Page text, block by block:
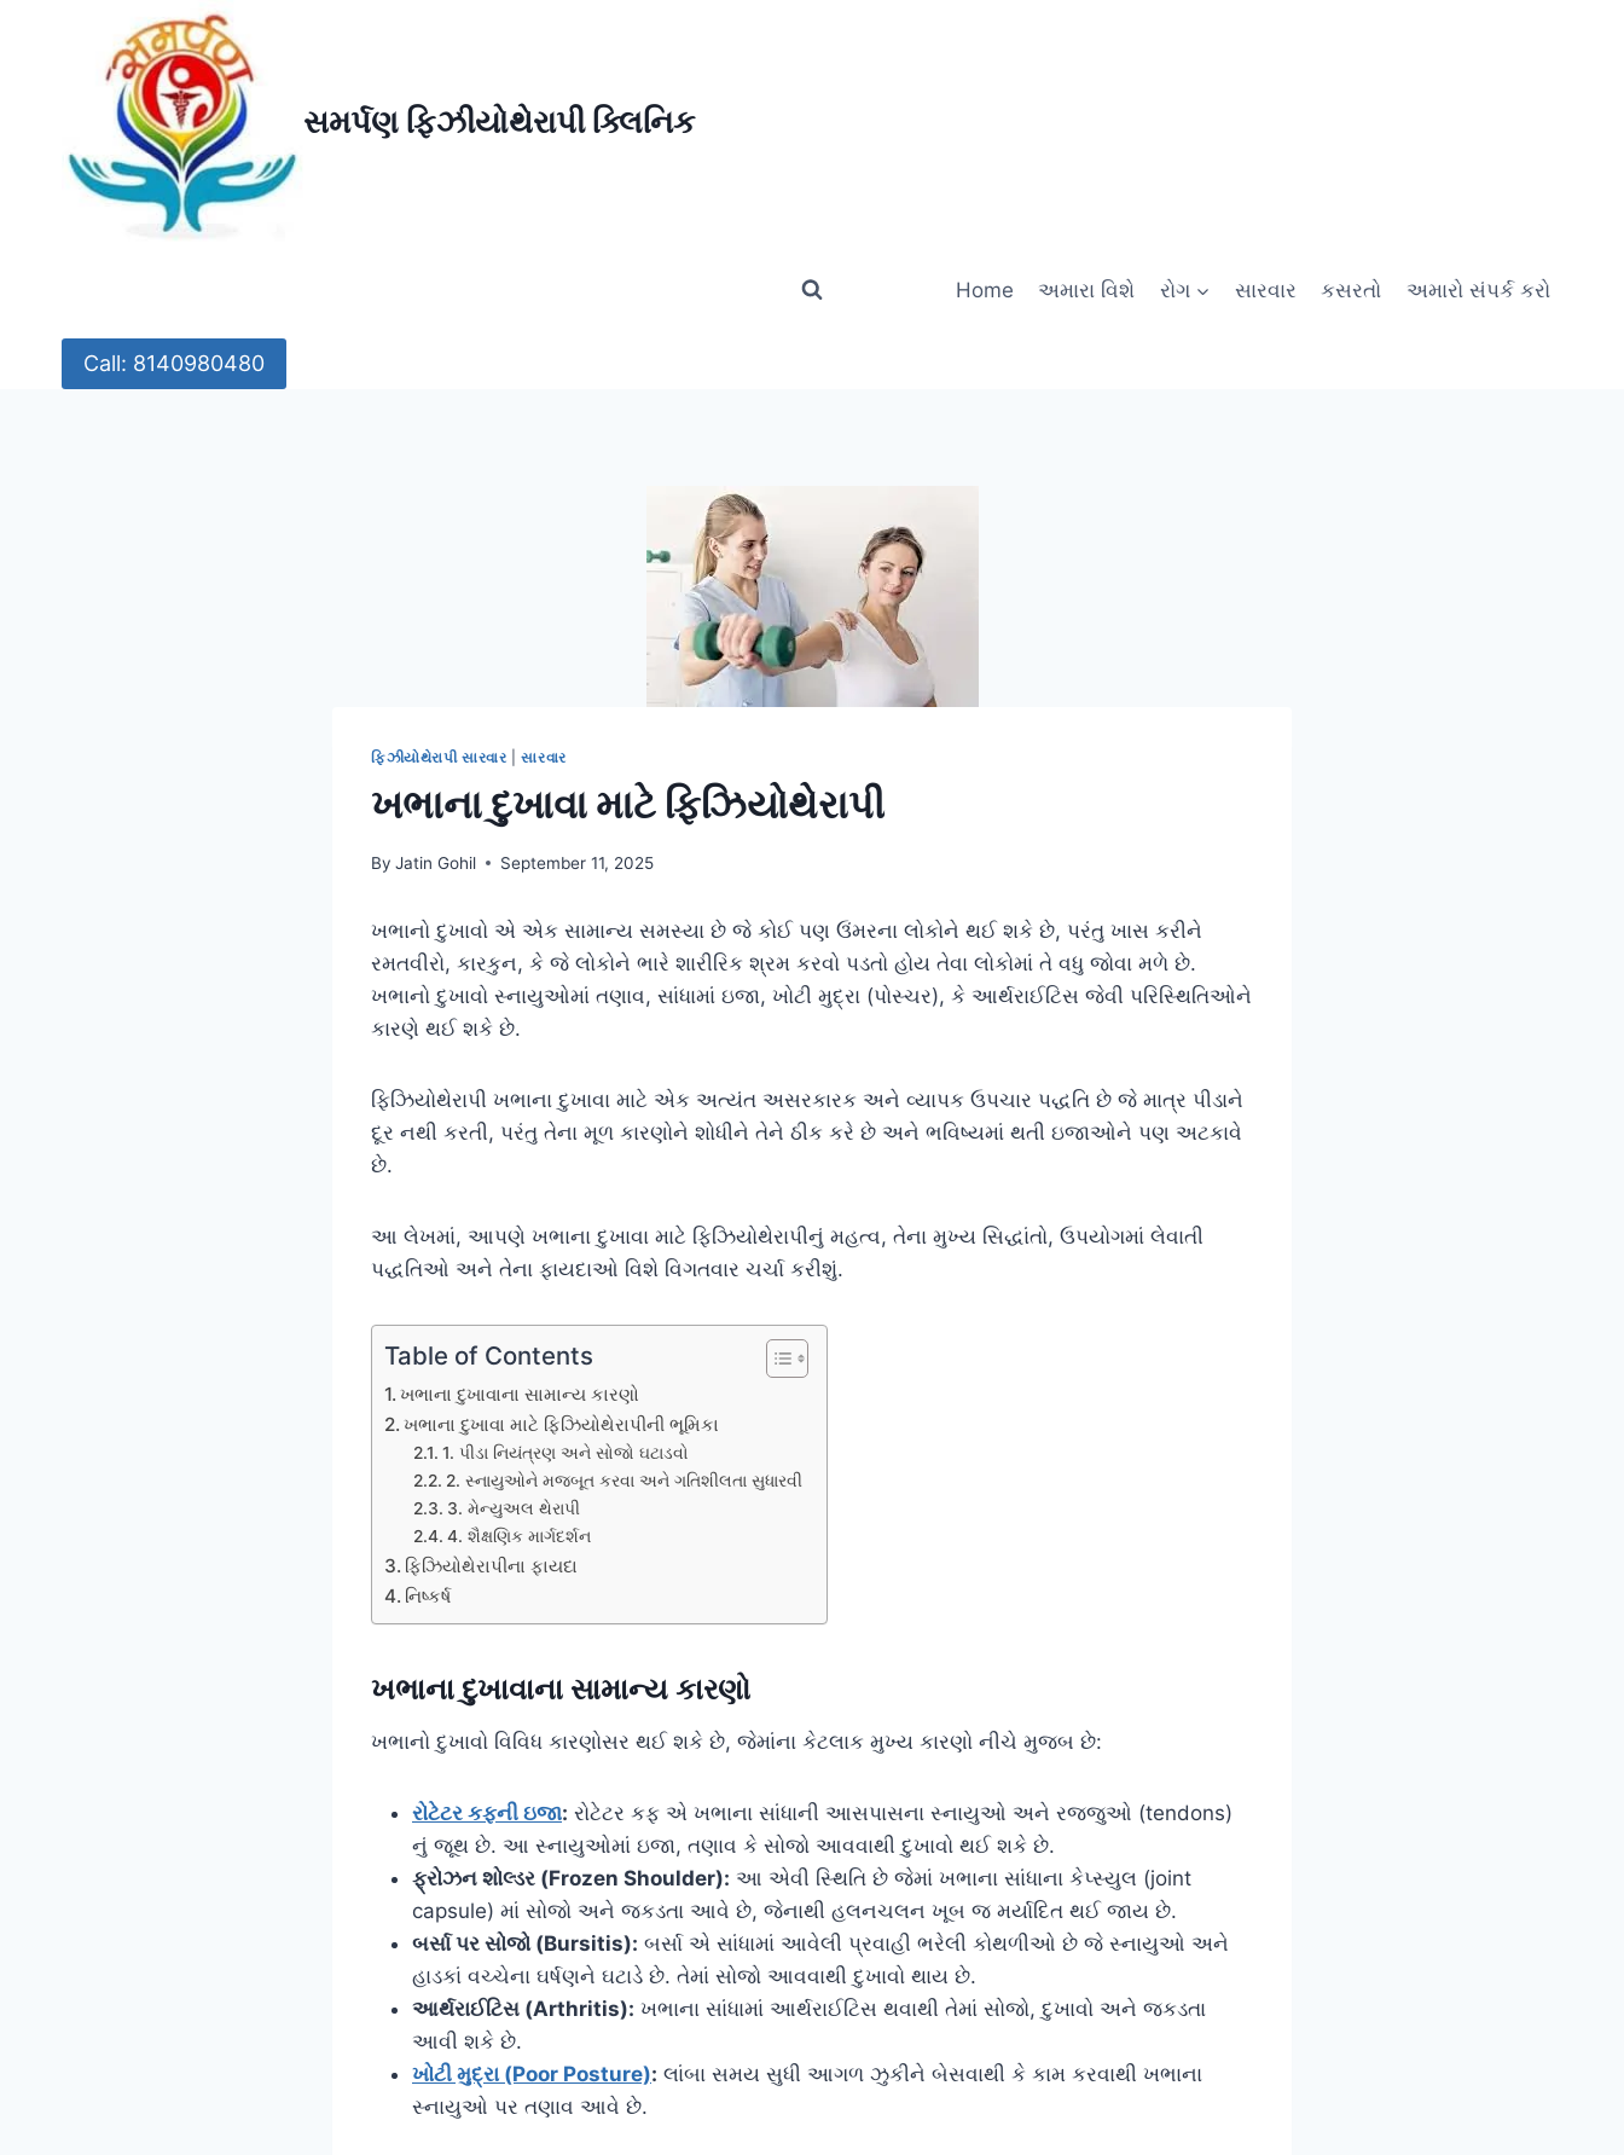
સમર્પણ ફિઝીયોથેરાપી ક્લિનિક
Home અમારા વિશે રોગ સારવાર કસરતો અમારો સંપર્ક કરો
Call: 8140980480
ફિઝીયોથેરાપી સારવાર |સારવાર
ખભાના દુખાવા માટે ફિઝિયોથેરાપી
By Jatin Gohil September 11, 2025
ખભાનો દુખાવો એ એક સામાન્ય સમસ્યા છે જે કોઈ પણ ઉંમરના લોકોને થઈ શકે છે, પરંતુ ખાસ કરીને
રમતવીરો, કારકુન, કે જે લોકોને ભારે શારીરિક શ્રમ કરવો પડતો હોય તેવા લોકોમાં તે વધુ જોવા મળે છે.
ખભાનો દુખાવો સ્નાયુઓમાં તણાવ, સાંધામાં ઇજા, ખોટી મુદ્રા (પોસ્ચર), કે આર્થરાઈટિસ જેવી પરિસ્થિતિઓને
કારણે થઈ શકે છે.
ફિઝિયોથેરાપી ખભાના દુખાવા માટે એક અત્યંત અસરકારક અને વ્યાપક ઉપચાર પદ્ધતિ છે જે માત્ર પીડાને
દૂર નથી કરતી, પરંતુ તેના મૂળ કારણોને શોધીને તેને ઠીક કરે છે અને ભવિષ્યમાં થતી ઇજાઓને પણ અટકાવે
છે.
આ લેખમાં, આપણે ખભાના દુખાવા માટે ફિઝિયોથેરાપીનું મહત્વ, તેના મુખ્ય સિદ્ધાંતો, ઉપયોગમાં લેવાતી
પદ્ધતિઓ અને તેના ફાયદાઓ વિશે વિગતવાર ચર્ચા કરીશું.
Table of Contents
ખભાના દુખાવાના સામાન્ય કારણો
ખભાના દુખાવા માટે ફિઝિયોથેરાપીની ભૂમિકા
1. પીડા નિયંત્રણ અને સોજો ઘટાડવો
2. સ્નાયુઓને મજબૂત કરવા અને ગતિશીલતા સુધારવી
3. મેન્યુઅલ થેરાપી
4. શૈક્ષણિક માર્ગદર્શન
ફિઝિયોથેરાપીના ફાયદા
નિષ્કર્ષ
ખભાના દુખાવાના સામાન્ય કારણો
ખભાનો દુખાવો વિવિધ કારણોસર થઈ શકે છે, જેમાંના કેટલાક મુખ્ય કારણો નીચે મુજબ છે:
રોટેટર કફની ઇજા: રોટેટર કફ એ ખભાના સાંધાની આસપાસના સ્નાયુઓ અને રજ્જુઓ (tendons)
નું જૂથ છે. આ સ્નાયુઓમાં ઇજા, તણાવ કે સોજો આવવાથી દુખાવો થઈ શકે છે.
ફ્રોઝન શોલ્ડર (Frozen Shoulder): આ એવી સ્થિતિ છે જેમાં ખભાના સાંધાના કેપ્સ્યુલ (joint
capsule) માં સોજો અને જકડતા આવે છે, જેનાથી હલનચલન ખૂબ જ મર્યાદિત થઈ જાય છે.
બર્સા પર સોજો (Bursitis): બર્સા એ સાંધામાં આવેલી પ્રવાહી ભરેલી કોથળીઓ છે જે સ્નાયુઓ અને
હાડકાં વચ્ચેના ઘર્ષણને ઘટાડે છે. તેમાં સોજો આવવાથી દુખાવો થાય છે.
આર્થરાઈટિસ (Arthritis): ખભાના સાંધામાં આર્થરાઈટિસ થવાથી તેમાં સોજો, દુખાવો અને જકડતા
આવી શકે છે.
ખોટી મુદ્રા (Poor Posture): લાંબા સમય સુધી આગળ ઝુકીને બેસવાથી કે કામ કરવાથી ખભાના
સ્નાયુઓ પર તણાવ આવે છે.